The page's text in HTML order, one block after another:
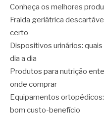
Conheça os melhores
Fralda geriátrica
certo
Dispositivos urinários:
dia a dia
Produtos para nutrição
onde comprar
Equipamentos
bom custo-benefício